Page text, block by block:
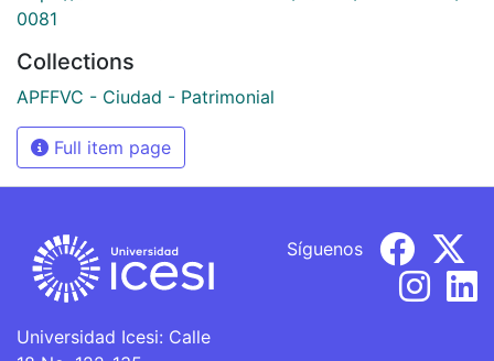
0081
Collections
APFFVC - Ciudad - Patrimonial
Full item page
Universidad Icesi: Calle
Síguenos